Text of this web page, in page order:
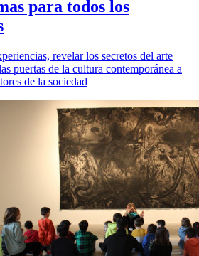
para todos los
revelar los secretos del arte
puertas de la cultura contemporánea a
de la sociedad